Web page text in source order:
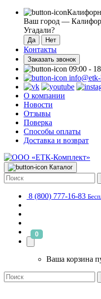
Ваш город —
Угадали?
Контакты
Заказать звонок
09:00 -
О компании
Новости
Отзывы
Поверка
Способы оплаты
Доставка и возврат
Каталог
8 (800) 777-16-83
0
Ваша корзина